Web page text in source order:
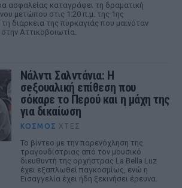
ασφαλείας καταγράφει τη δραματική
μετώπου στις 1:20 π.μ. της 1ης
διάρκεια της πυρκαγιάς που μαινόταν
Αττικοβοιωτία.
Νάλντι Σαλντάνια: Η
σeξουαλική επίθεση που
σόκαρε το Περού και η μάχη της
για δικαίωση
ΚΌΣΜΟΣ ΧΤΕΣ
Το βίντεο με την παρενόχληση της
τραγουδίστριας από τον μουσικό
διευθυντή της ορχήστρας La Bella Luz
έχει εξαπλωθεί παγκοσμίως, ενώ η
Εισαγγελία έχει ήδη ξεκινήσει έρευνα.